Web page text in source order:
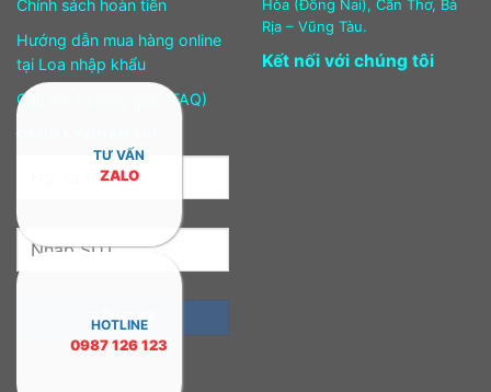
Chính sách hoàn tiền
Hướng dẫn mua hàng online
tại Loa nhập khẩu
Câu hỏi thường gặp (FAQ)
Hòa (Đồng Nai), Cần Thơ, Bà
Rịa – Vũng Tàu.
Kết nối với chúng tôi
TƯ VẤN
ZALO
HOTLINE
0987 126 123